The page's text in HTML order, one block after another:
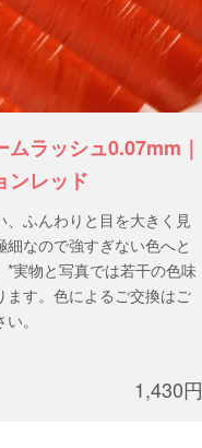
ムラッシュ0.07mm｜
ンレッド
、ふんわりと目を大きく見
細なので強すぎない色へと
*実物と写真では若干の色味
ます。色によるご交換はご
。
1,430円